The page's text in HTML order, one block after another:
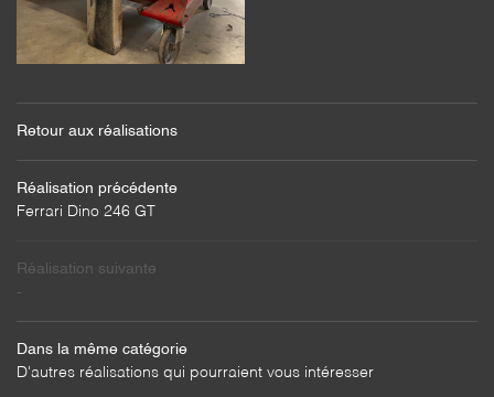
VENTE
Retour aux réalisations
Réalisation précédente
Ferrari Dino 246 GT
Réalisation suivante
-
Dans la même catégorie
D'autres réalisations qui pourraient vous intéresser